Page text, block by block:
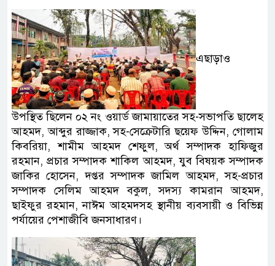
এছাড়াও
উপস্থিত ছিলেন ০২ নং ওয়ার্ড জামায়াতের সহ-সভাপতি ছালেহ
আহমদ, আব্দুর রাজ্জাক, সহ-সেক্রেটারি ছয়েফ উদ্দিন, গোলাম
কিবরিয়া, শামীম আহমদ শেফুল, অর্থ সম্পাদক হাফিজুর
রহমান, প্রচার সম্পাদক শাকিল আহমদ, যুব বিষয়ক সম্পাদক
জাকির হোসেন, দপ্তর সম্পাদক জামিল আহমদ, সহ-প্রচার
সম্পাদক সেলিম আহমদ বকুল, সদস্য কামরান আহমদ,
ছাইফুর রহমান, নাঈম আহমদসহ স্থানীয় ব্যবসায়ী ও বিভিন্ন
পর্যায়ের পেশাজীবি জনসাধারণ।